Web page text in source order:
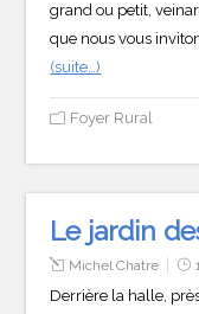
grand ou petit,
que nous vous
(suite…)
Foyer Rural
Le jardin
Michel Chatre
Derrière la halle,